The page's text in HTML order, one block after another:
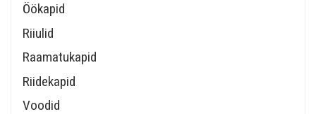
Öökapid
Riiulid
Raamatukapid
Riidekapid
Voodid